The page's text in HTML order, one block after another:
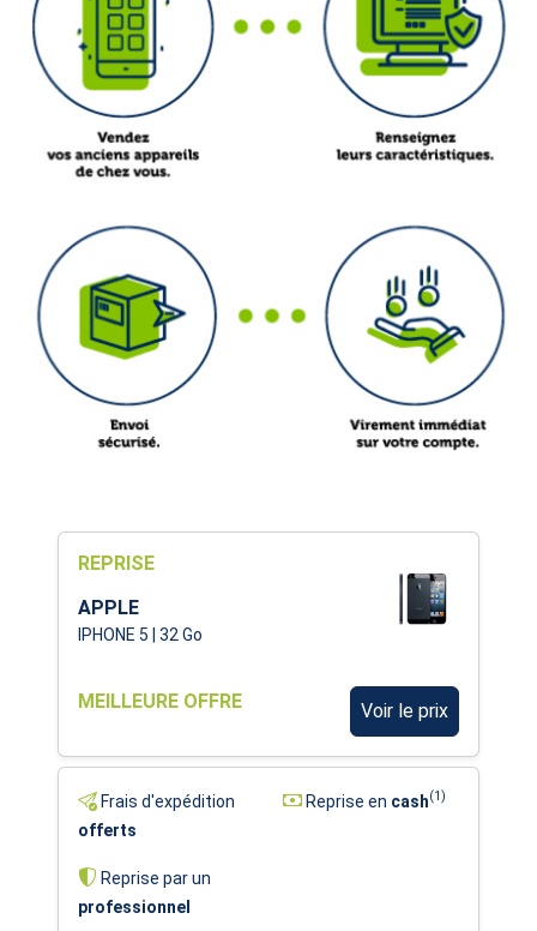
REPRISE
APPLE
IPHONE 5 | 32 Go
MEILLEURE OFFRE Voir le prix
Frais d'expédition
offerts
Reprise en cash(1)
Reprise par un
professionnel